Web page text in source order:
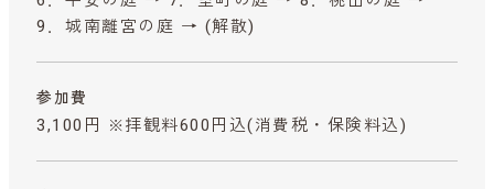
9．城南離宮の庭 → (解散)
参加費
3,100円 ※拝観料600円込(消費税・保険料込)